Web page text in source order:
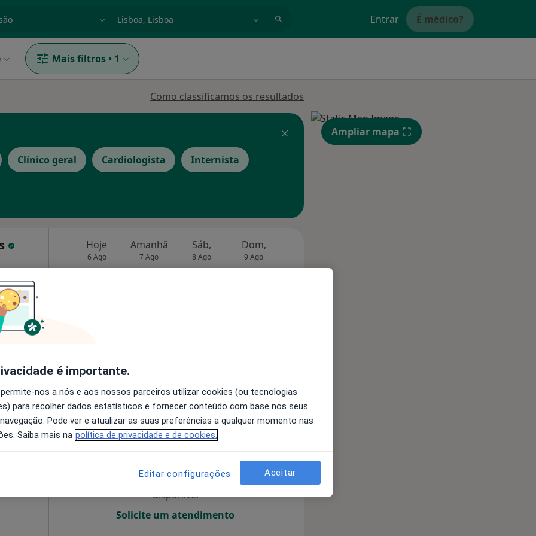
Entrar É médico?
Mais filtros • 1
Como classificamos os resultados
Clínico geral Cardiologista Internista
Hoje
6 Ago
Amanhã
7 Ago
Sáb,
8 Ago
Dom,
9 Ago
Hoje
6 Ago
Amanhã
7 Ago
Sáb,
8 Ago
Dom,
O agendamento online não está
disponível
Solicite um atendimento
Ampliar mapa
é importante.
nos a nós e aos nossos parceiros utilizar cookies (ou tecnologias
para recolher dados estatísticos e fornecer conteúdo com base nos seus
Pode ver e atualizar as suas preferências a qualquer momento nas
Saiba mais na política de privacidade e de cookies.
Editar configurações Aceitar